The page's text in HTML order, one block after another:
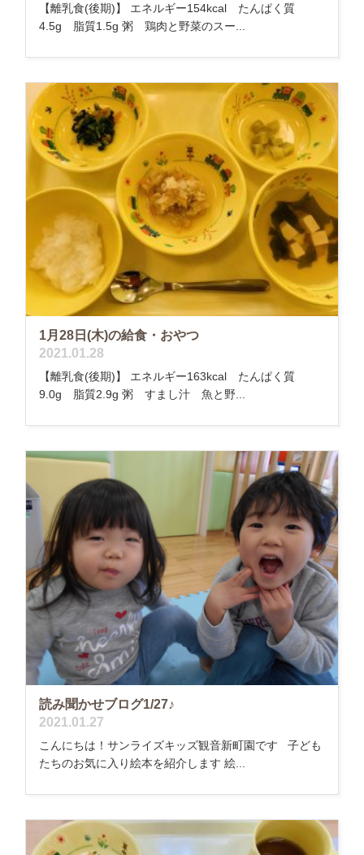
【離乳食(後期)】 エネルギー154kcal たんぱく質
4.5g 脂質1.5g 粥 鶏肉と野菜のスー...
1月28日(木)の給食・おやつ
2021.01.28
【離乳食(後期)】 エネルギー163kcal たんぱく質
9.0g 脂質2.9g 粥 すまし汁 魚と野...
読み聞かせブログ1/27♪
2021.01.27
こんにちは！サンライズキッズ観音新町園です 子ども
たちのお気に入り絵本を紹介します 絵...